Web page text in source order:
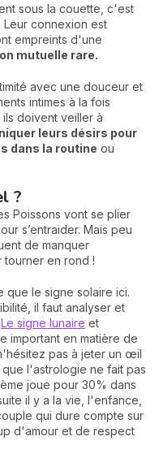
sous la couette, c'est
connexion est
empreints d'une
mutuelle rare.
avec une douceur et
intimes à la fois
doivent veiller à
leurs désirs pour
dans la routine ou
?
Poissons vont se plier
s’entraider. Mais peu
de manquer
tourner en rond !
que le signe solaire ici.
il faut analyser et
Le signe lunaire et
important en matière de
pas à jeter un œil
l'astrologie ne fait pas
joue pour 30% dans
il y a la vie, l'enfance,
qui dure compte sur
d'amour et de respect